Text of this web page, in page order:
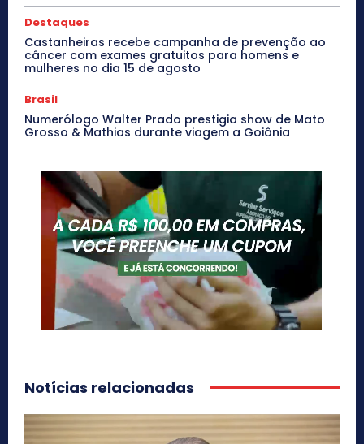
Destaques
Castanheiras recebe campanha de prevenção ao
câncer com exames gratuitos para homens e
mulheres no dia 15 de agosto
Brasil
Numerólogo Walter Prado prestigia show de Mato
Grosso & Mathias durante viagem a Goiânia
Notícias relacionadas